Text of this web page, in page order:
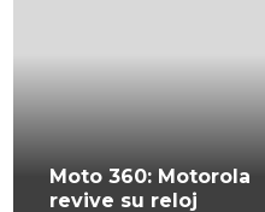
Moto 360: Motorola
revive su reloj